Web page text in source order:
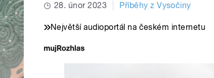
28. únor 2023 Příběhy z Vysočiny
Největší audioportál na českém internetu